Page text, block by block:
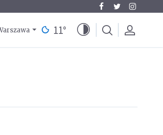
11°